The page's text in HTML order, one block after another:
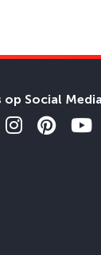
op Social Media